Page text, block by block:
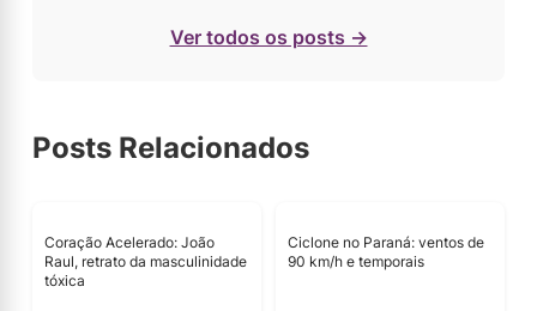
Ver todos os posts →
Posts Relacionados
Coração Acelerado: João
Raul, retrato da masculinidade
tóxica
Ciclone no Paraná: ventos de
90 km/h e temporais